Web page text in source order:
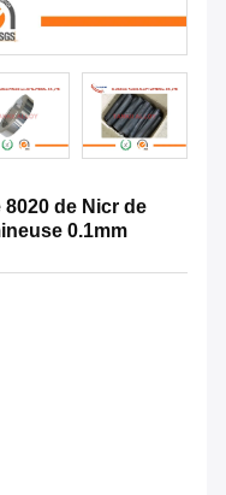
de Nicr de
0.1mm